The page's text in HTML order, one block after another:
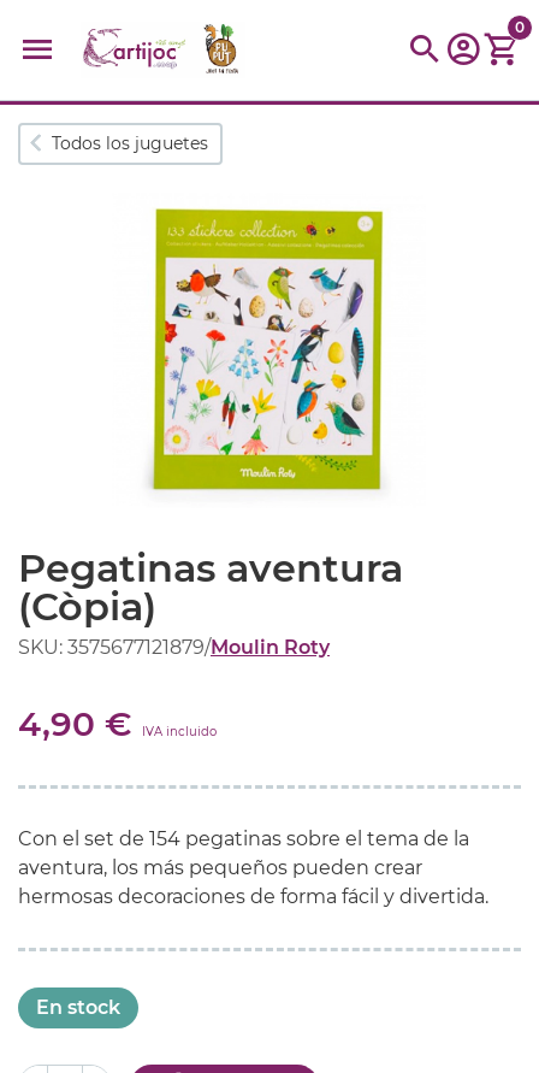
Búsquedas populares
kidynight Puzzle
Botella
0
Todos los juguetes
Pegatinas aventura
(Còpia)
SKU: 3575677121879/Moulin Roty
4,90 € IVA incluido
Con el set de 154 pegatinas sobre el tema de la
aventura, los más pequeños pueden crear
hermosas decoraciones de forma fácil y divertida.
En stock